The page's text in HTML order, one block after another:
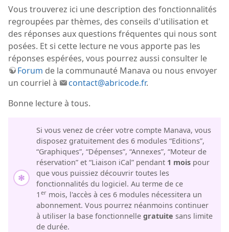
Vous trouverez ici une description des fonctionnalités
regroupées par thèmes, des conseils d'utilisation et
des réponses aux questions fréquentes qui nous sont
posées. Et si cette lecture ne vous apporte pas les
réponses espérées, vous pourrez aussi consulter le
Forum de la communauté Manava ou nous envoyer
un courriel à
contact@abricode.fr.
Bonne lecture à tous.
Si vous venez de créer votre compte Manava, vous
disposez gratuitement des 6 modules “Editions”,
“Graphiques”, “Dépenses”, “Annexes”, “Moteur de
réservation” et “Liaison iCal” pendant 1 mois pour
que vous puissiez découvrir toutes les
fonctionnalités du logiciel. Au terme de ce
1 er mois, l'accès à ces 6 modules nécessitera un
abonnement. Vous pourrez néanmoins continuer
à utiliser la base fonctionnelle gratuite sans limite
de durée.